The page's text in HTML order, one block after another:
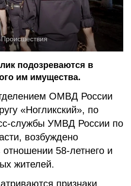
Происшествия
подозреваются в
им имущества.
ОМВД России
«Ногликский», по
службы УМВД России по
возбуждено
58-летнего и
жителей.
признаки